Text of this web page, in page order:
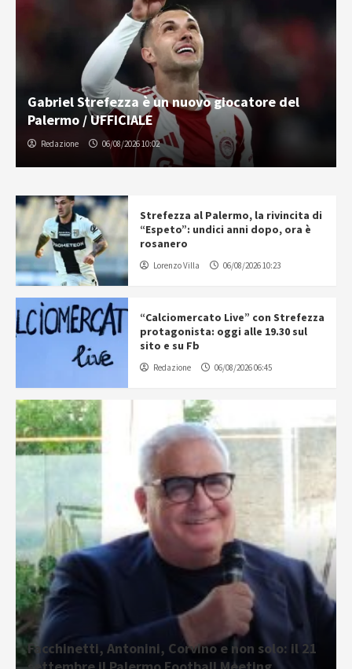
Gabriel Strefezza è un nuovo giocatore del
Palermo / UFFICIALE
Redazione 06/08/2026 10:02
Strefezza al Palermo, la rivincita di
“Espeto”: undici anni dopo, ora è
rosanero
Lorenzo Villa 06/08/2026 10:23
“Calciomercato Live” con Strefezza
protagonista: oggi alle 19.30 sul
sito e su Fb
Redazione 06/08/2026 06:45
Facchinetti, Antonini, Corvino e non solo: il 21